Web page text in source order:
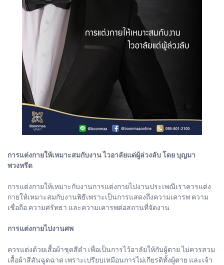
การแต่งกายให้เหมาะสมกับงาน ไวอาลัยแด่ผู้ล่วงลับ โดย บุญมา
พวงหรีด
การแต่งกายให้เหมาะกับงานการแต่งกายไปงานประเพณีเราควรแต่ง
กายให้เหมาะสมกับงานพิธีเพราะเป็นการแสดงถึงความเคารพ ความ
เชื่อถือ ความศรัทธา และความเคารพต่อสถานที่จัดงาน
การแต่งกายไปงานศพ
ควรแต่งด้วยเสื้อผ้าชุดสีดำ เพื่อเป็นการไว้อาลัยให้กับผู้ตาย ไม่ควรสวม
เสื้อผ้าสีสันฉูดฉาด เพราะเปรียบเหมือนการไม่เกียรติทั้งผู้ตาย และเจ้า